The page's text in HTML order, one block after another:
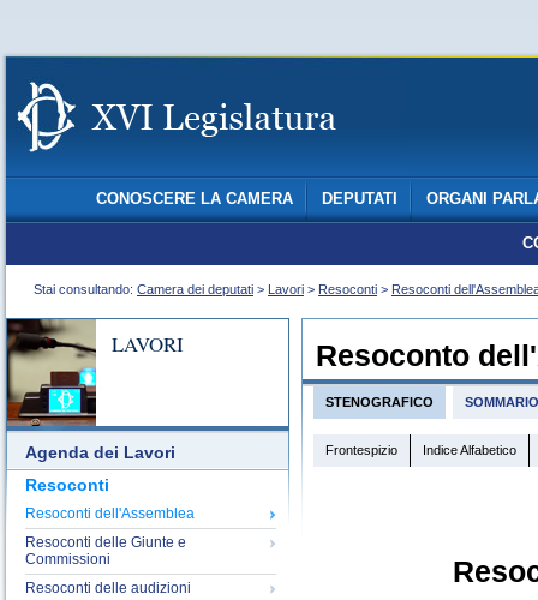
CONOSCERE LA CAMERA DEPUTATI ORGANI
Stai consultando: Camera dei deputati > Lavori > Resoconti > Resoconti
LAVORI
Agenda dei Lavori
Resoconti
Resoconti dell'Assemblea
Resoconti delle Giunte e
Commissioni
Resoconti delle audizioni
Resoconto
STENOGRAFICO SOMMARIO
Frontespizio Indice Alfabetico